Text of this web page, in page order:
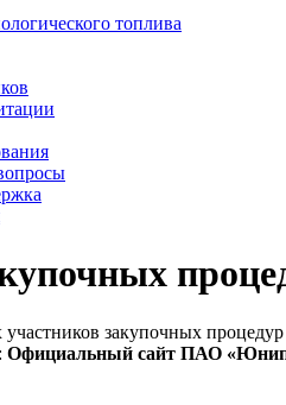
топлива
закупочных
Официальный сайт ПАО